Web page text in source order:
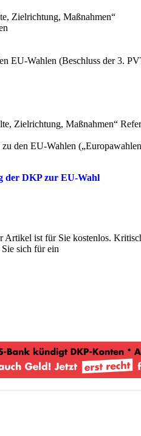
Zielrichtung, Maßnahmen“
EU-Wahlen (Beschluss der 3.
Zielrichtung, Maßnahmen“
den EU-Wahlen
der DKP zur EU-Wahl
Artikel ist für Sie kostenlos.
sich für ein